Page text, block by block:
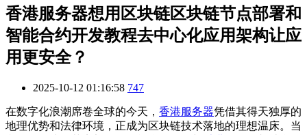
香港服务器想用区块链区块链节点部署和
智能合约开发教程去中心化应用架构让应
用更安全？
2025-10-12 01:16:58 747
在数字化浪潮席卷全球的今天， 香港服务器凭借其得天独厚的
地理优势和法律环境，正成为区块链技术落地的理想温床。当